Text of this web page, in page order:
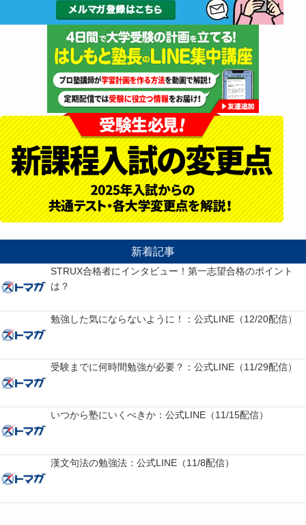
新着記事
STRUX合格者にインタビュー！第一志望合格のポイント
は？
勉強した気にならないように！：公式LINE（12/20配信）
受験までに何時間勉強が必要？：公式LINE（11/29配信）
いつから塾にいくべきか：公式LINE（11/15配信）
漢文句法の勉強法：公式LINE（11/8配信）